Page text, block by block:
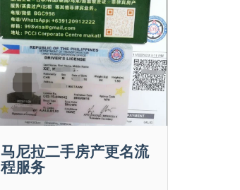
马尼拉二手房产更名流
程服务